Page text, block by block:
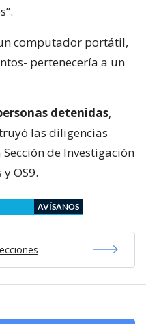
computador portátil,
pertenecería a un
detenidas,
las diligencias
de Investigación
OS9.
AVÍSANOS